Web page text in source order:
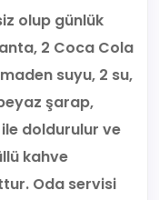
olup günlük
2 Coca Cola
suyu, 2 su,
şarap,
doldurulur ve
kahve
Oda servisi